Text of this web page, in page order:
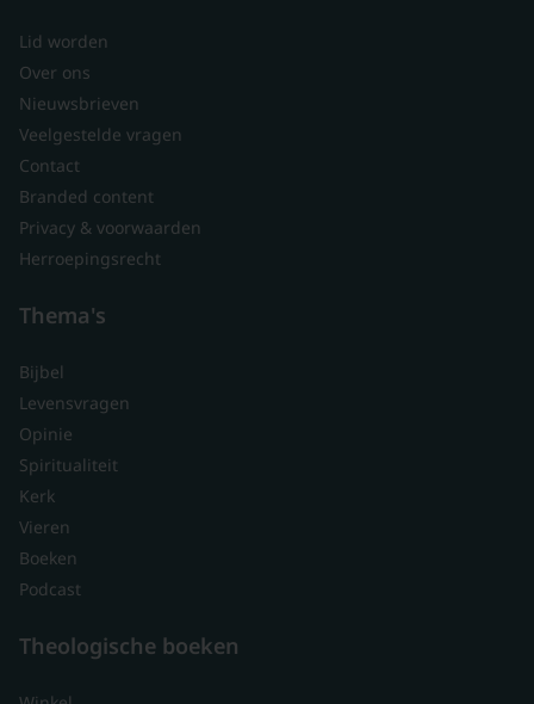
Lid worden
Over ons
Nieuwsbrieven
Veelgestelde vragen
Contact
Branded content
Privacy & voorwaarden
Herroepingsrecht
Thema's
Bijbel
Levensvragen
Opinie
Spiritualiteit
Kerk
Vieren
Boeken
Podcast
Theologische boeken